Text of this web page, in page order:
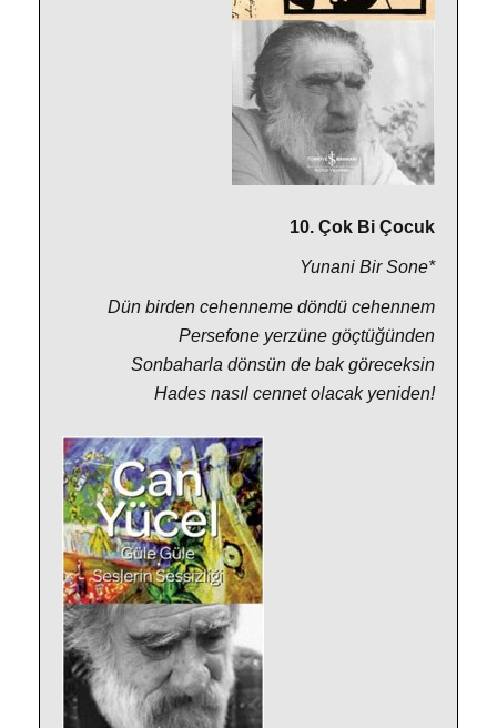
10. Çok Bi Çocuk
Yunani Bir Sone*
Dün birden cehenneme döndü cehennem
Persefone yerzüne göçtüğünden
Sonbaharla dönsün de bak göreceksin
Hades nasıl cennet olacak yeniden!